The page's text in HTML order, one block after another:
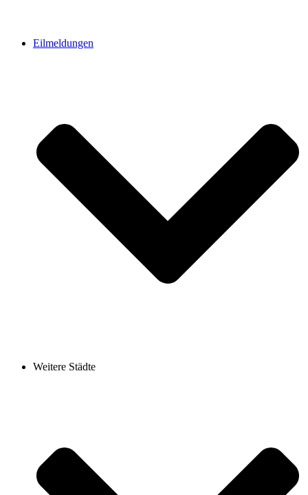
Eilmeldungen
Weitere Städte